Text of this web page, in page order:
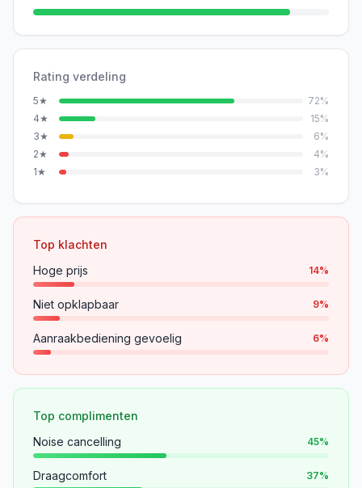
Rating verdeling
5★ 72%
4★ 15%
3★ 6%
2★ 4%
1★ 3%
Top klachten
Hoge prijs
14%
Niet opklapbaar 9%
Aanraakbediening gevoelig 6%
Top complimenten
Noise cancelling
45%
Draagcomfort 37%